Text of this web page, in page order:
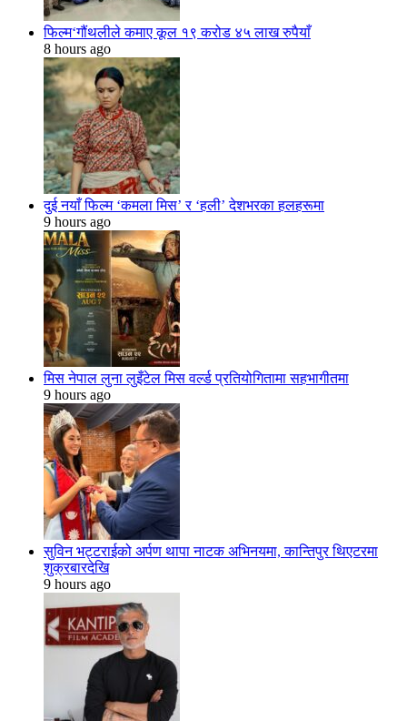
फिल्म‘गौंथलीले कमाए कूल १९ करोड ४५ लाख रुपैयाँ
8 hours ago
दुई नयाँ फिल्म ‘कमला मिस’ र ‘हली’ देशभरका हलहरूमा
9 hours ago
मिस नेपाल लुना लुइँटेल मिस वर्ल्ड प्रतियोगितामा सहभागीतमा
9 hours ago
सुविन भट्टराईको अर्पण थापा नाटक अभिनयमा, कान्तिपुर थिएटरमा
शुक्रबारदेखि
9 hours ago